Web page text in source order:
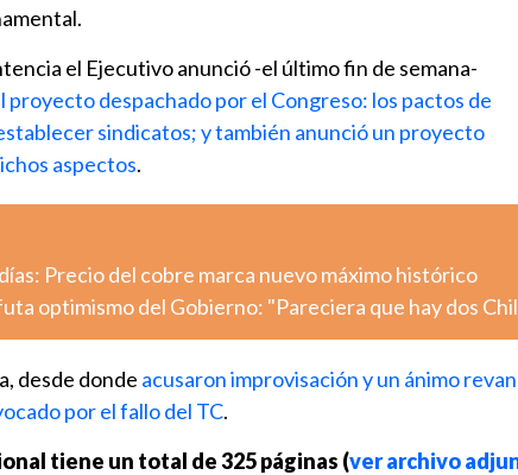
el Ejecutivo anunció -el último fin de semana-
despachado por el Congreso: los pactos de
sindicatos; y también anunció un proyecto
aspectos.
Precio del cobre marca nuevo máximo histórico
optimismo del Gobierno: "Pareciera que hay dos
desde donde acusaron improvisación y un ánimo
por el fallo del TC.
tiene un total de 325 páginas (ver archivo